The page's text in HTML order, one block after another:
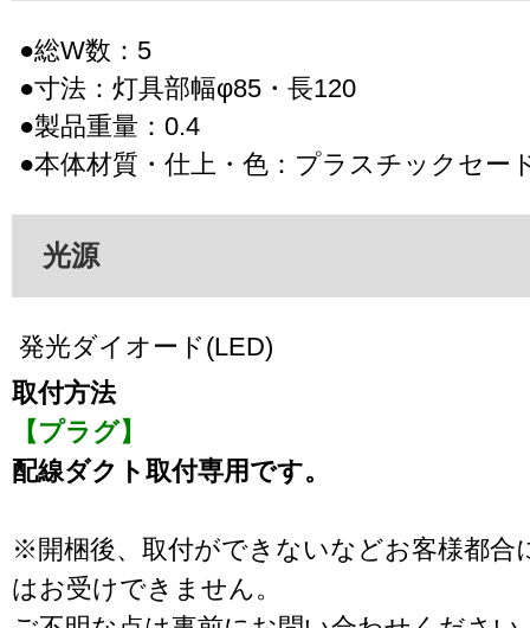
●総W数：5
●寸法：灯具部幅φ85・長120
●製品重量：0.4
●本体材質・仕上・色：プラスチックセー
光源
発光ダイオード(LED)
取付方法
【プラグ】
配線ダクト取付専用です。
※開梱後、取付ができないなどお客様都合
はお受けできません。